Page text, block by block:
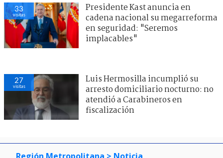
33
visitas
Presidente Kast anuncia en
cadena nacional su megarreforma
en seguridad: "Seremos
implacables"
27
visitas
Luis Hermosilla incumplió su
arresto domiciliario nocturno: no
atendió a Carabineros en
fiscalización